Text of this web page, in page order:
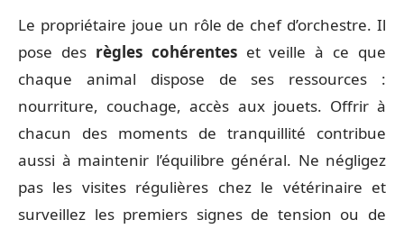
Le propriétaire joue un rôle de chef d’orchestre. Il
pose des règles cohérenteset veille à ce que
chaque animal dispose de ses ressources :
nourriture, couchage, accès aux jouets. Offrir à
chacun des moments de tranquillité contribue
aussi à maintenir l’équilibre général. Ne négligez
pas les visites régulières chez le vétérinaire et
surveillez les premiers signes de tension ou de